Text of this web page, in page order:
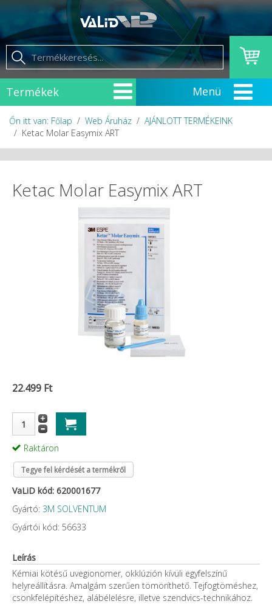
Termékek
Őn itt van: Főlap Web Áruház
AJÁNLOTT TERMÉKEINK
Ketac Molar Easymix ART
Ketac Molar Easymix ART
22.499 Ft
Raktáron
Tegye fel kérdését a termékről
VaLiD kód: 620001677
Gyártó: 3M SOLVENTUM
Gyártói kód: 56633
Leírás
Kémiai kötésű uvegionomer, okklúzión kívüli egyfelszínű
helyreállításra. Amalgám szerűen tömöríthető. Tejfogtöméshez,
csonkfelépítéshez, alábélelésre, illetve szendvics-technikához.